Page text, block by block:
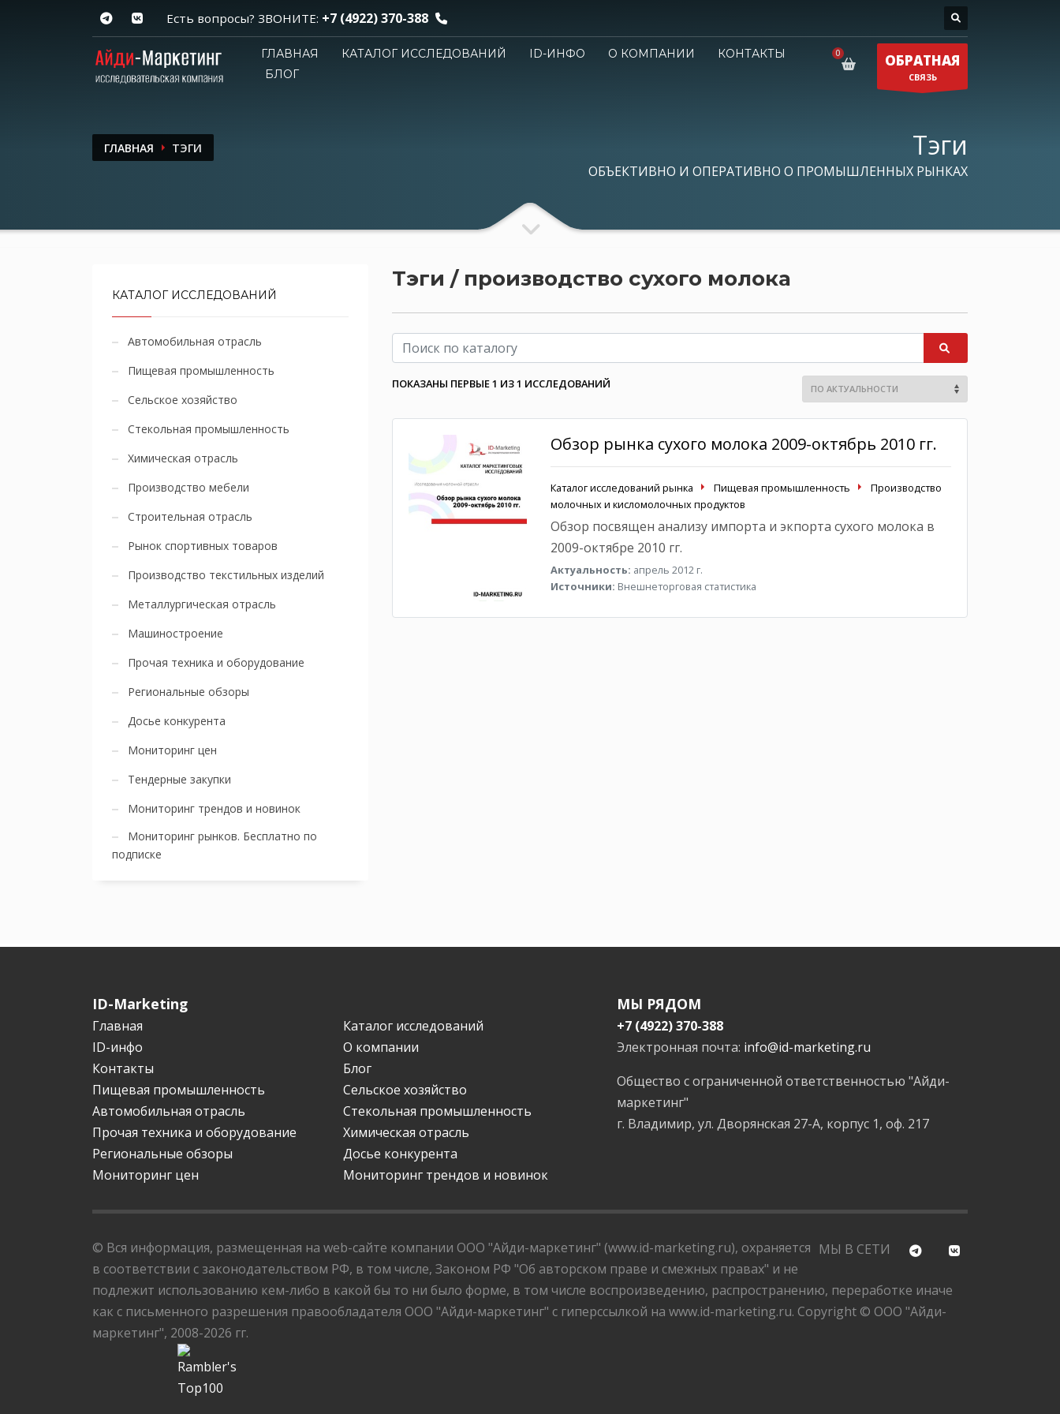
Есть вопросы? ЗВОНИТЕ: +7 (4922) 370-388
ГЛАВНАЯ КАТАЛОГ ИССЛЕДОВАНИЙ ID-ИНФО О КОМПАНИИ
КОНТАКТЫ
БЛОГ
ОБРАТНАЯ
СВЯЗЬ
ГЛАВНАЯ ТЭГИ Тэги
ОБЪЕКТИВНО И ОПЕРАТИВНО О ПРОМЫШЛЕННЫХ РЫНКАХ
Тэги / производство сухого молока
ПОКАЗАНЫ ПЕРВЫЕ 1 ИЗ 1 ИССЛЕДОВАНИЙ
Обзор рынка сухого молока 2009-октябрь 2010 гг.
Каталог исследований рынка Пищевая промышленность
Производство
молочных и кисломолочных продуктов
Обзор посвящен анализу импорта и экпорта сухого молока в
2009-октябре 2010 гг.
Актуальность: апрель 2012 г.
Источники: Внешнеторговая статистика
КАТАЛОГ ИССЛЕДОВАНИЙ
Автомобильная отрасль
Пищевая промышленность
Сельское хозяйство
Стекольная промышленность
Химическая отрасль
Производство мебели
Строительная отрасль
Рынок спортивных товаров
Производство текстильных изделий
Металлургическая отрасль
Машиностроение
Прочая техника и оборудование
Региональные обзоры
Досье конкурента
Мониторинг цен
Тендерные закупки
Мониторинг трендов и новинок
Мониторинг рынков. Бесплатно по
подписке
ID-Marketing
Главная
Каталог исследований
ID-инфо
О компании
Контакты
Блог
Пищевая промышленность
Сельское хозяйство
Автомобильная отрасль
Стекольная промышленность
Прочая техника и оборудование
Химическая отрасль
Региональные обзоры
Досье конкурента
Мониторинг цен
Мониторинг трендов и новинок
МЫ РЯДОМ
+7 (4922) 370-388
Электронная почта: info@id-marketing.ru
Общество с ограниченной ответственностью "Айди-
маркетинг"
г. Владимир, ул. Дворянская 27-А, корпус 1, оф. 217
МЫ В СЕТИ
© Вся информация, размещенная на web-сайте компании ООО "Айди-маркетинг" (www.id-marketing.ru), охраняется
в соответствии с законодательством РФ, в том числе, Законом РФ "Об авторском праве и смежных правах" и не
подлежит использованию кем-либо в какой бы то ни было форме, в том числе воспроизведению, распространению, переработке иначе
как с письменного разрешения правообладателя ООО "Айди-маркетинг" с гиперссылкой на www.id-marketing.ru. Copyright © ООО "Айди-
маркетинг", 2008-2026 гг.